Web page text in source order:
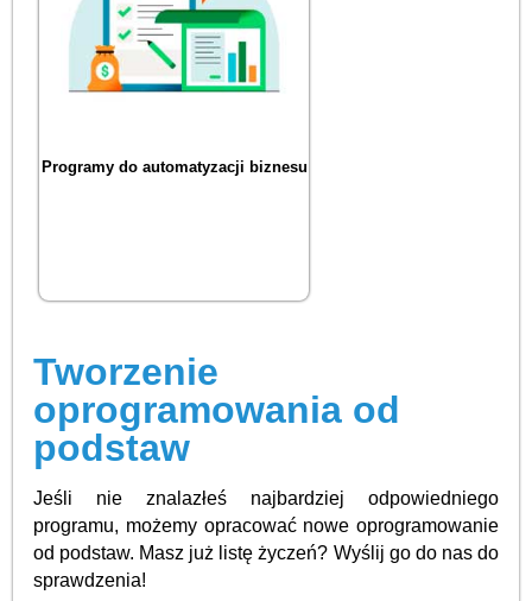
Programy do automatyzacji biznesu
Tworzenie
oprogramowania od
podstaw
Jeśli nie znalazłeś najbardziej odpowiedniego
programu, możemy opracować nowe oprogramowanie
od podstaw. Masz już listę życzeń? Wyślij go do nas do
sprawdzenia!